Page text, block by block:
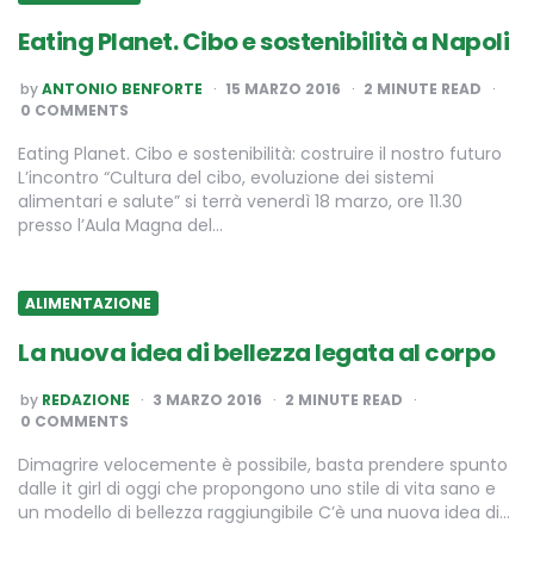
Eating Planet. Cibo e sostenibilità a Napoli
POSTED
BY
byANTONIO BENFORTE 15 MARZO 2016 2 MINUTE READ
0 COMMENTS
Eating Planet. Cibo e sostenibilità: costruire il nostro futuro
L’incontro “Cultura del cibo, evoluzione dei sistemi
alimentari e salute” si terrà venerdì 18 marzo, ore 11.30
presso l’Aula Magna del…
ALIMENTAZIONE
La nuova idea di bellezza legata al corpo
POSTED
BY
by REDAZIONE 3 MARZO 2016 2 MINUTE READ
0 COMMENTS
Dimagrire velocemente è possibile, basta prendere spunto
dalle it girl di oggi che propongono uno stile di vita sano e
un modello di bellezza raggiungibile C’è una nuova idea di…